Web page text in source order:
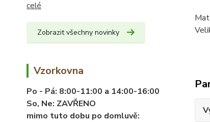
celé
Zobrazit všechny novinky
Vzorkovna
Po - Pá: 8:00-11:00 a 14:00-16:00
So, Ne: ZAVŘENO
mimo tuto dobu po domluvě: